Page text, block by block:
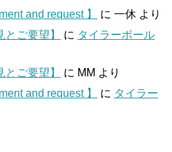
and request 】
に 一休 より
とご要望】
に タイラーボール
とご要望】
に MM より
and request 】
に タイラー